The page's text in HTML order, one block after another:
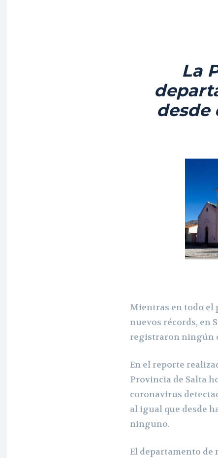
La
desde
Mientras en todo el
nuevos récords, en
registraron ningún
En el reporte
Provincia de Salta
coronavirus
al igual que desde
ninguno.
El departamento de